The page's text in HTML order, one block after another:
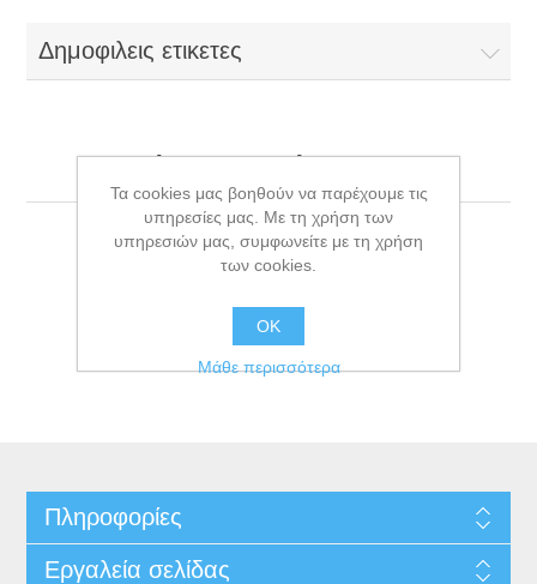
Δημοφιλεις ετικετες
Είδατε πρόσφατα
Πληροφορίες
Εργαλεία σελίδας
Τα cookies μας βοηθούν να παρέχουμε τις
υπηρεσίες μας. Με τη χρήση των
υπηρεσιών μας, συμφωνείτε με τη χρήση
των cookies.
OK
Μάθε περισσότερα